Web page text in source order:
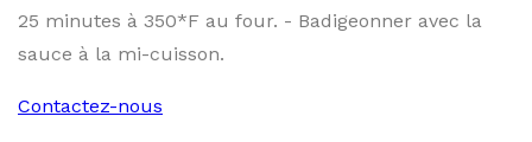
25 minutes à 350*F au four. - Badigeonner avec la
sauce à la mi-cuisson.
Contactez-nous